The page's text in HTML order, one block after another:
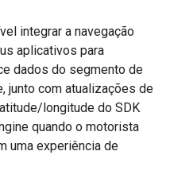
integrar a navegação
aplicativos para
dados do segmento de
junto com atualizações de
longitude do SDK
quando o motorista
uma experiência de